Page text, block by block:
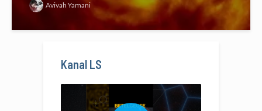
Avivah Yamani
Kanal LS